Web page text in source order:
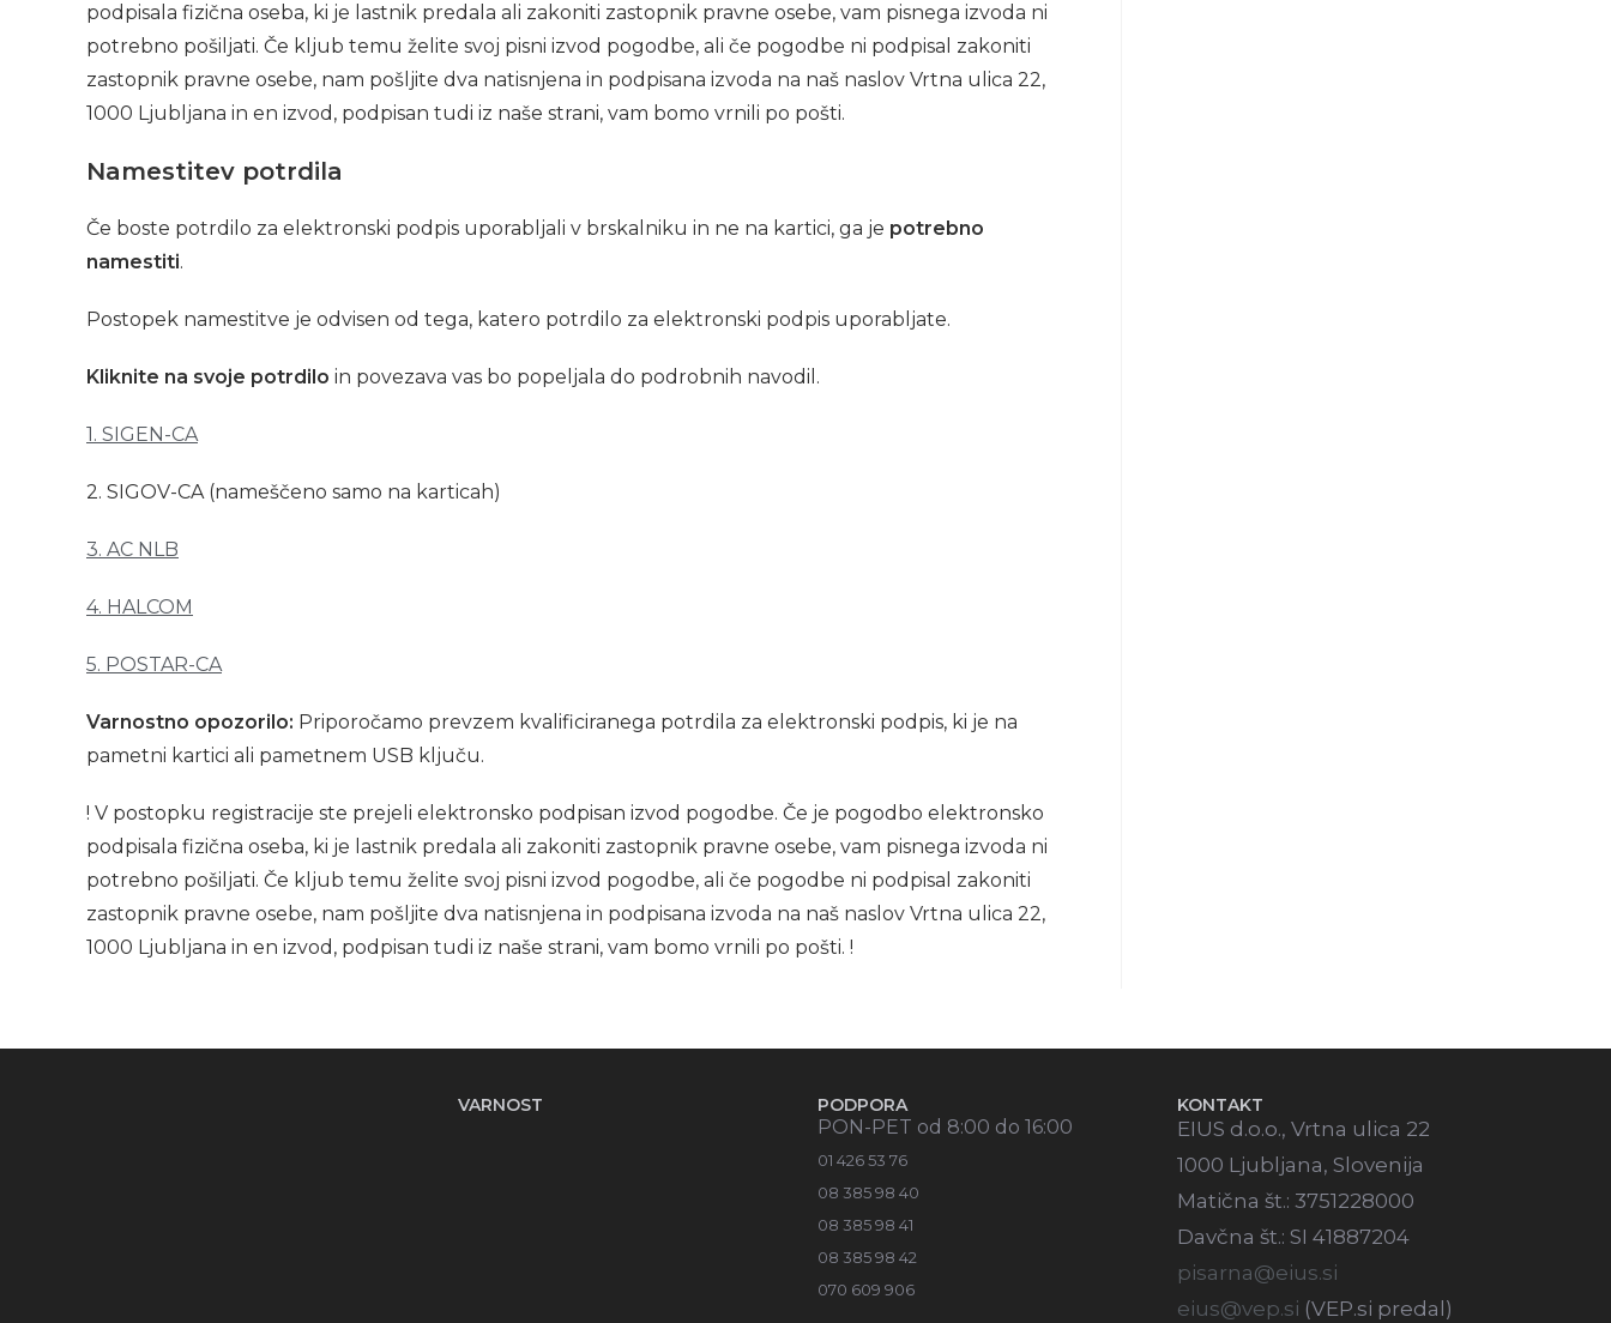
podpisala fizična oseba, ki je lastnik predala ali zakoniti zastopnik pravne osebe, vam pisnega izvoda ni
potrebno pošiljati. Če kljub temu želite svoj pisni izvod pogodbe, ali če pogodbe ni podpisal zakoniti
zastopnik pravne osebe, nam pošljite dva natisnjena in podpisana izvoda na naš naslov Vrtna ulica 22,
1000 Ljubljana in en izvod, podpisan tudi iz naše strani, vam bomo vrnili po pošti.
Namestitev potrdila
Če boste potrdilo za elektronski podpis uporabljali v brskalniku in ne na kartici, ga je potrebno
namestiti.
Postopek namestitve je odvisen od tega, katero potrdilo za elektronski podpis uporabljate.
Kliknite na svoje potrdilo in povezava vas bo popeljala do podrobnih navodil.
1. SIGEN-CA
2. SIGOV-CA (nameščeno samo na karticah)
3. AC NLB
4. HALCOM
5. POSTAR-CA
Varnostno opozorilo: Priporočamo prevzem kvalificiranega potrdila za elektronski podpis, ki je na
pametni kartici ali pametnem USB ključu.
! V postopku registracije ste prejeli elektronsko podpisan izvod pogodbe. Če je pogodbo elektronsko
podpisala fizična oseba, ki je lastnik predala ali zakoniti zastopnik pravne osebe, vam pisnega izvoda ni
potrebno pošiljati. Če kljub temu želite svoj pisni izvod pogodbe, ali če pogodbe ni podpisal zakoniti
zastopnik pravne osebe, nam pošljite dva natisnjena in podpisana izvoda na naš naslov Vrtna ulica 22,
1000 Ljubljana in en izvod, podpisan tudi iz naše strani, vam bomo vrnili po pošti. !
VARNOST PODPORA
PON-PET od 8:00 do 16:00
01 426 53 76
08 385 98 40
08 385 98 41
08 385 98 42
070 609 906
KONTAKT
EIUS d.o.o., Vrtna ulica 22
1000 Ljubljana, Slovenija
Matična št.: 3751228000
Davčna št.: SI 41887204
pisarna@eius.si
eius@vep.si (VEP.si predal)